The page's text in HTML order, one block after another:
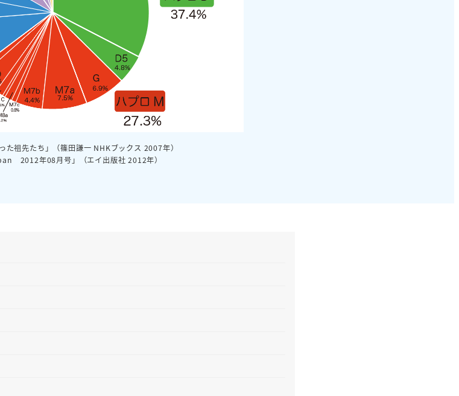
た祖先たち」（篠田謙一 NHKブックス 2007年）
2012年08月号」（エイ出版社 2012年）